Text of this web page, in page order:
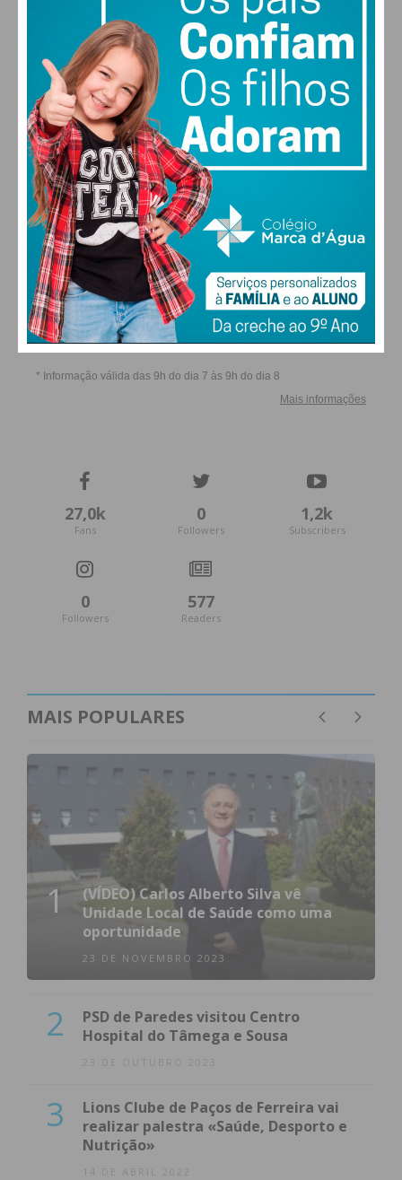
SÁB
FARMACIAS DE SERVIÇO EM PAÇOS DE
FERREIRA
27,0k
Fans
0
Followers
1,2k
Subscribers
0
Followers
577
Readers
MAIS POPULARES
1
(VÍDEO) Carlos Alberto Silva vê
Unidade Local de Saúde como uma
oportunidade
23 DE NOVEMBRO 2023
2
PSD de Paredes visitou Centro
Hospital do Tâmega e Sousa
23 DE OUTUBRO 2023
3
Lions Clube de Paços de Ferreira vai
realizar palestra «Saúde, Desporto e
Nutrição»
14 DE ABRIL 2022